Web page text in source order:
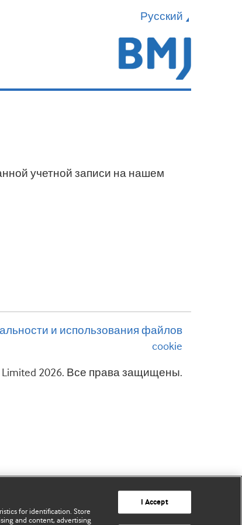
Русский
учетной записи на нашем
и использования файлов
cookie
Limited 2026. Все права защищены.
for identification. Store
and content, advertising
I Accept